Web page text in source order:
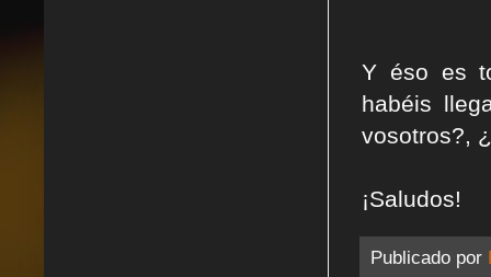
Y éso es
habéis
vosotros?,
¡Saludos!
Publicado por